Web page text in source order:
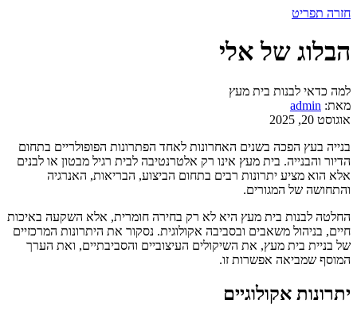
חזרה תפריט
הבלוג של אלי
למה כדאי לבנות בית מעץ
מאת: admin
אוגוסט 20, 2025
בנייה בעץ הפכה בשנים האחרונות לאחד הפתרונות הפופולריים בתחום
הדיור והבנייה. בית מעץ אינו רק אלטרנטיבה לבית רגיל מבטון או לבנים
אלא הוא מציע יתרונות רבים בתחום הביצוע, הבריאות, האנרגיה
והתחושה של המגורים.
החלטה לבנות בית מעץ היא לא רק בחירה חומרית, אלא השקעה באיכות
חיים, בניהול משאבים ובסביבה אקולוגית. נסקור את היתרונות המרכזיים
של בניית בית מעץ, את השיקולים העיצוביים והסביבתיים, ואת הערך
המוסף שמביאה אפשרות זו.
יתרונות אקולוגיים